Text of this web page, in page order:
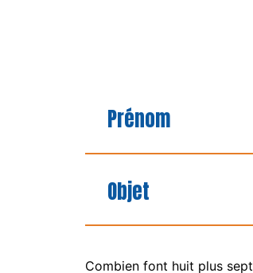
Combien font huit plus sept